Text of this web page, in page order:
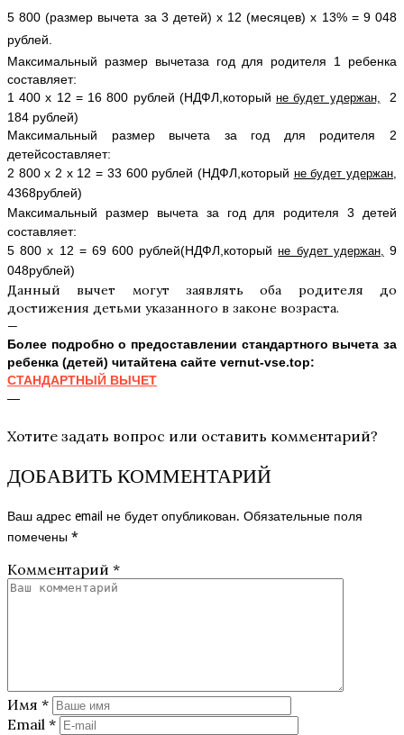
5 800 (размер вычета за 3 детей) х 12 (месяцев) х 13% = 9 048
рублей.
Максимальный размер вычетаза год для родителя 1 ребенка
составляет:
1 400 х 12 = 16 800 рублей (НДФЛ,который не будет удержан,
2
184 рублей)
Максимальный размер вычета за год для родителя 2
детейсоставляет:
2 800 х 2 х 12 = 33 600 рублей (НДФЛ,который не будет удержан,
4368рублей)
Максимальный размер вычета за год для родителя 3 детей
составляет:
5 800 х 12 = 69 600 рублей(НДФЛ,который не будет удержан, 9
048рублей)
Данный вычет могут заявлять оба родителя до
достижения детьми указанного в законе возраста.
—
Более подробно о предоставлении стандартного вычета за
ребенка (детей) читайтена сайте vernut-vse.top:
СТАНДАРТНЫЙ ВЫЧЕТ
—
Хотите задать вопрос или оставить комментарий?
ДОБАВИТЬ КОММЕНТАРИЙ
Ваш адрес email не будет опубликован. Обязательные поля
помечены *
Комментарий *
Имя *
Email *